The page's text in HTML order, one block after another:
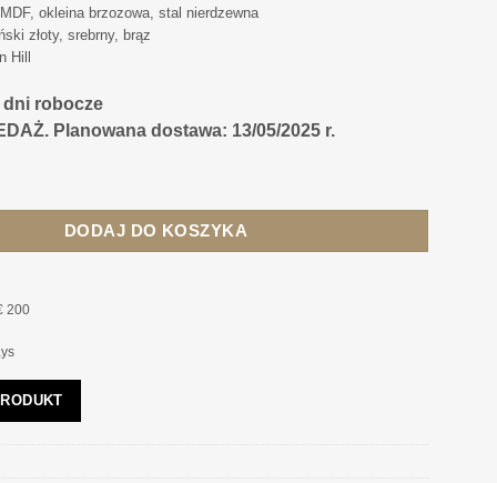
MDF, okleina brzozowa, stal nierdzewna
złoty, srebrny, brąz
Hill
dni robocze
Planowana dostawa: 13/05/2025 r.
DODAJ DO KOSZYKA
200